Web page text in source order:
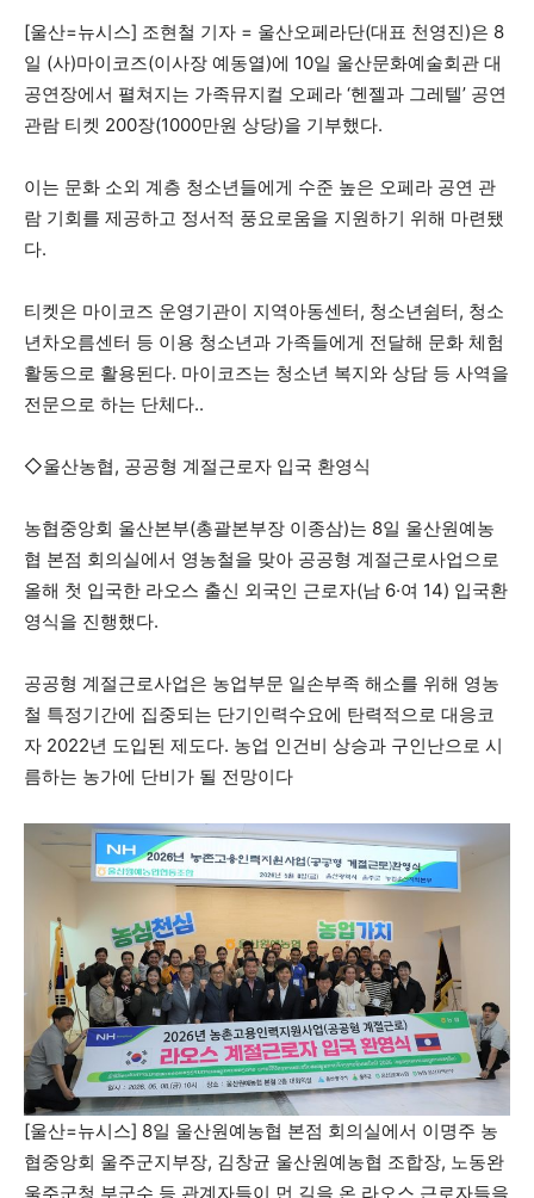
[울산=뉴시스] 조현철 기자 = 울산오페라단(대표 천영진)은 8
일 (사)마이코즈(이사장 예동열)에 10일 울산문화예술회관 대
공연장에서 펼쳐지는 가족뮤지컬 오페라 ‘헨젤과 그레텔’ 공연
관람 티켓 200장(1000만원 상당)을 기부했다.
이는 문화 소외 계층 청소년들에게 수준 높은 오페라 공연 관
람 기회를 제공하고 정서적 풍요로움을 지원하기 위해 마련됐
다.
티켓은 마이코즈 운영기관이 지역아동센터, 청소년쉼터, 청소
년차오름센터 등 이용 청소년과 가족들에게 전달해 문화 체험
활동으로 활용된다. 마이코즈는 청소년 복지와 상담 등 사역을
전문으로 하는 단체다..
◇울산농협, 공공형 계절근로자 입국 환영식
농협중앙회 울산본부(총괄본부장 이종삼)는 8일 울산원예농
협 본점 회의실에서 영농철을 맞아 공공형 계절근로사업으로
올해 첫 입국한 라오스 출신 외국인 근로자(남 6·여 14) 입국환
영식을 진행했다.
공공형 계절근로사업은 농업부문 일손부족 해소를 위해 영농
철 특정기간에 집중되는 단기인력수요에 탄력적으로 대응코
자 2022년 도입된 제도다. 농업 인건비 상승과 구인난으로 시
름하는 농가에 단비가 될 전망이다
[울산=뉴시스] 8일 울산원예농협 본점 회의실에서 이명주 농
협중앙회 울주군지부장, 김창균 울산원예농협 조합장, 노동완
울주군청 부군수 등 관계자들이 먼 길을 온 라오스 근로자들을